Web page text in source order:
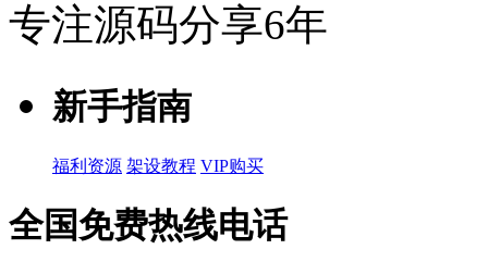
专注源码分享6年
新手指南
福利资源 架设教程 VIP购买
全国免费热线电话